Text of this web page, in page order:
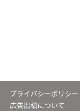
プライバシーポリシー
広告出稿について